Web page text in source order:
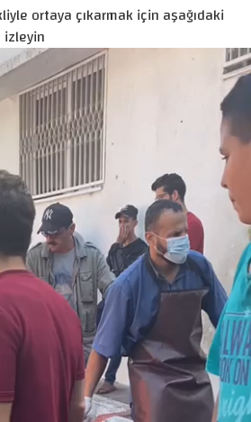
ortaya çıkarmak için aşağıdaki
izleyin